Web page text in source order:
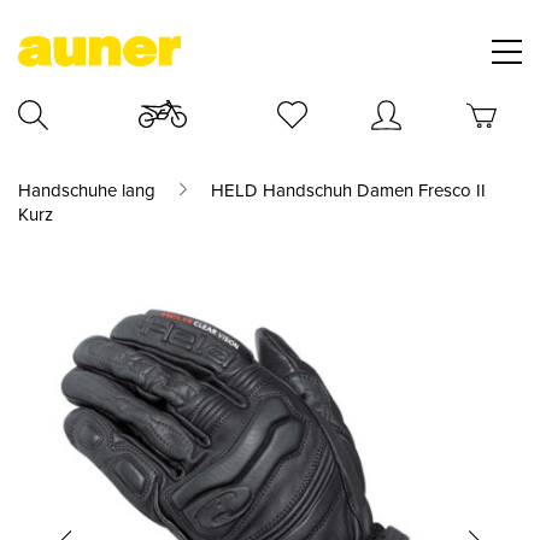
Handschuhe lang
HELD Handschuh Damen Fresco II
Kurz